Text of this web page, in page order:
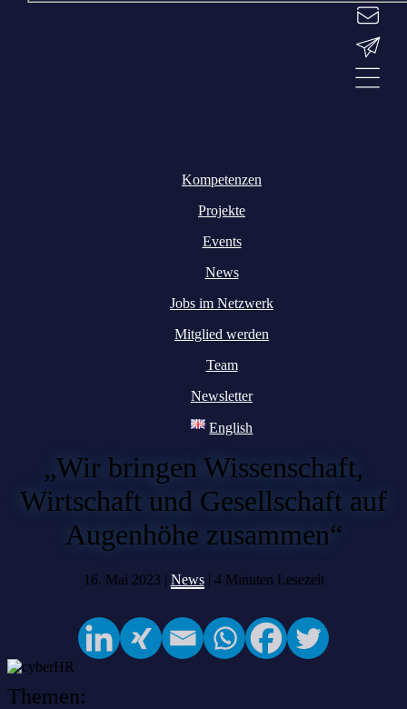
Kompetenzen
Projekte
Events
News
Jobs im Netzwerk
Mitglied werden
Team
Newsletter
English
„Wir bringen Wissenschaft,
Wirtschaft und Gesellschaft auf
Augenhöhe zusammen“
16. Mai 2023 | News| 4 Minuten Lesezeit
Themen: